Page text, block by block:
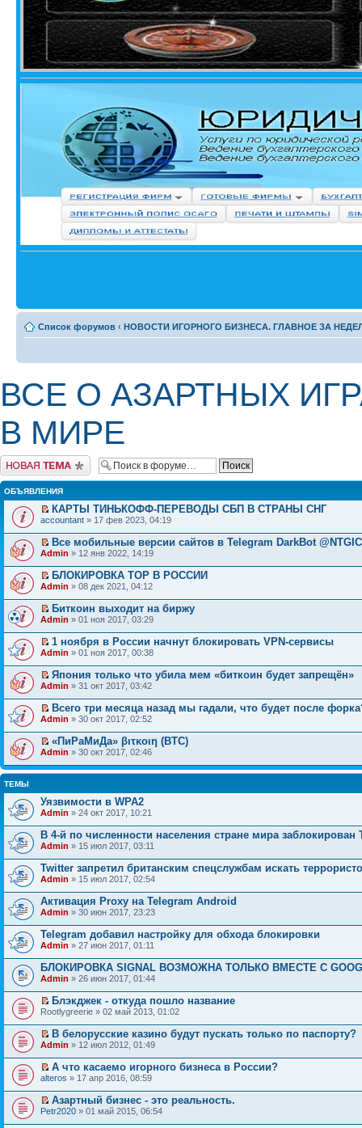
Список форумов ‹ НОВОСТИ ИГОРНОГО БИЗНЕСА. ГЛАВНОЕ ЗА
ВСЕ О АЗАРТНЫХ
В МИРЕ
Начать новую тему
ОБЪЯВЛЕНИЯ
КАРТЫ ТИНЬКОФФ-ПЕРЕВОДЫ СБП В СТРАНЫ СНГ
accountant » 17 фев 2023, 04:19
Все мобильные версии сайтов в Telegram DarkBot
Admin » 12 янв 2022, 14:19
БЛОКИРОВКА ТОР В РОССИИ
Admin » 08 дек 2021, 04:12
Биткоин выходит на биржу
Admin » 01 ноя 2017, 03:29
1 ноября в России начнут блокировать VPN-сервисы
Admin » 01 ноя 2017, 00:38
Япония только что убила мем «биткоин будет запрещён»
Admin » 31 окт 2017, 03:42
Всего три месяца назад мы гадали, что будет после
Admin » 30 окт 2017, 02:52
«ПиРаМиДа» βιτκοιη (BTC)
Admin » 30 окт 2017, 02:46
ТЕМЫ
Уязвимости в WPA2
Admin » 24 окт 2017, 10:21
В 4-й по численности населения стране мира заблокирован
Admin » 15 июл 2017, 03:11
Twitter запретил британским спецслужбам искать
Admin » 15 июл 2017, 02:54
Активация Proxy на Telegram Android
Admin » 30 июн 2017, 23:23
Telegram добавил настройку для обхода блокировки
Admin » 27 июн 2017, 01:11
БЛОКИРОВКА SIGNAL ВОЗМОЖНА ТОЛЬКО ВМЕСТЕ С
Admin » 26 июн 2017, 01:44
Блэкджек - откуда пошло название
Rootlygreerie » 02 май 2013, 01:02
В белорусские казино будут пускать только по паспорту?
Admin » 12 июл 2012, 01:49
А что касаемо игорного бизнеса в России?
alteros » 17 апр 2016, 08:59
Азартный бизнес - это реальность.
Petr2020 » 01 май 2015, 06:54